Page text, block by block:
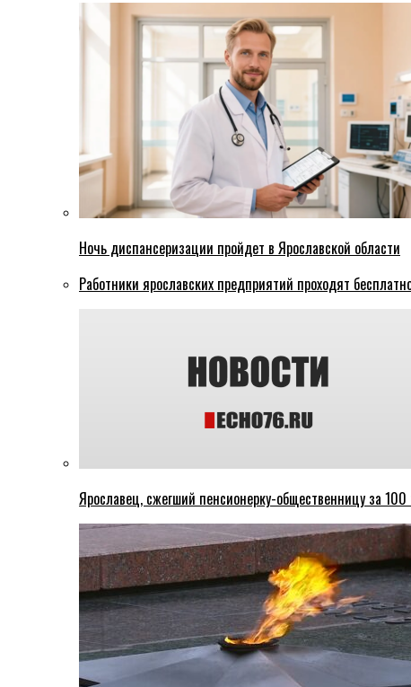
Ночь диспансеризации пройдет в Ярославской области
Работники ярославских предприятий проходят
Ярославец, сжегший пенсионерку-общественницу за